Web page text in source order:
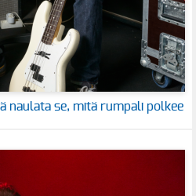
naulata se, mitä rumpali polkee